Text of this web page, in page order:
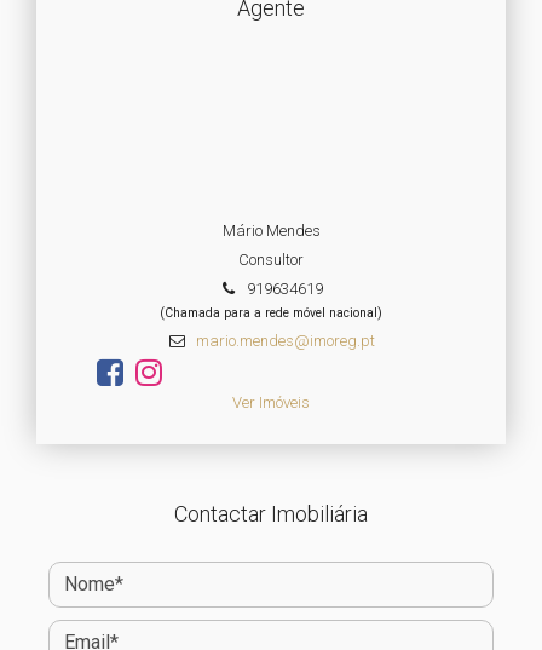
Agente
Mário Mendes
Consultor
919634619
(Chamada para a rede móvel nacional)
mario.mendes@imoreg.pt
Ver Imóveis
Contactar Imobiliária